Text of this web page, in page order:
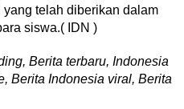
telah diberikan dalam
siswa.( IDN )
Berita terbaru, Indonesia
Berita Indonesia viral, Berita